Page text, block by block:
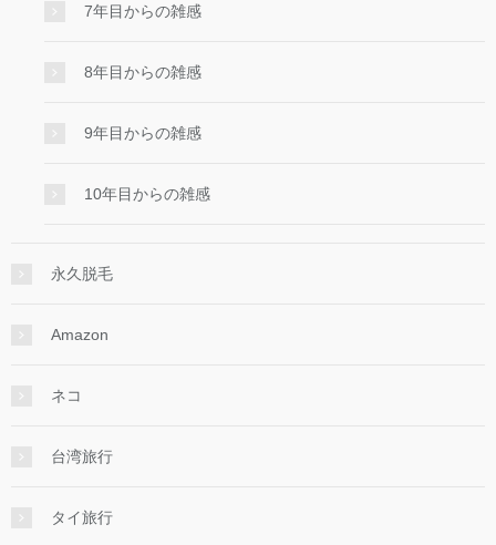
7年目からの雑感
8年目からの雑感
9年目からの雑感
10年目からの雑感
永久脱毛
Amazon
ネコ
台湾旅行
タイ旅行